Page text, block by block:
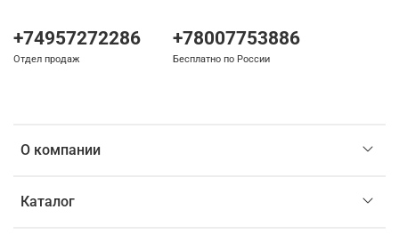
О компании
Каталог
+74957272286
Отдел продаж
+78007753886
Бесплатно по России